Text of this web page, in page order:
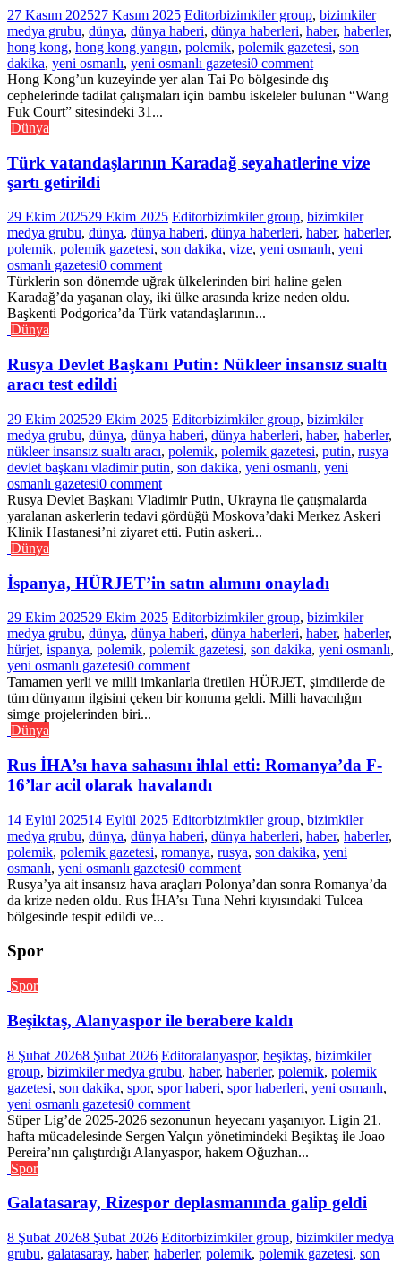
27 Kasım 202527 Kasım 2025 Editorbizimkiler group, bizimkiler
medya grubu, dünya, dünya haberi, dünya haberleri, haber, haberler,
hong kong, hong kong yangın, polemik, polemik gazetesi, son
dakika, yeni osmanlı, yeni osmanlı gazetesi0 comment
Hong Kong’un kuzeyinde yer alan Tai Po bölgesinde dış
cephelerinde tadilat çalışmaları için bambu iskeleler bulunan “Wang
Fuk Court” sitesindeki 31...
Dünya
Türk vatandaşlarının Karadağ seyahatlerine vize
şartı getirildi
29 Ekim 202529 Ekim 2025 Editorbizimkiler group, bizimkiler
medya grubu, dünya, dünya haberi, dünya haberleri, haber, haberler,
polemik, polemik gazetesi, son dakika, vize, yeni osmanlı, yeni
osmanlı gazetesi0 comment
Türklerin son dönemde uğrak ülkelerinden biri haline gelen
Karadağ’da yaşanan olay, iki ülke arasında krize neden oldu.
Başkenti Podgorica’da Türk vatandaşlarının...
Dünya
Rusya Devlet Başkanı Putin: Nükleer insansız sualtı
aracı test edildi
29 Ekim 202529 Ekim 2025 Editorbizimkiler group, bizimkiler
medya grubu, dünya, dünya haberi, dünya haberleri, haber, haberler,
nükleer insansız sualtı aracı, polemik, polemik gazetesi, putin, rusya
devlet başkanı vladimir putin, son dakika, yeni osmanlı, yeni
osmanlı gazetesi0 comment
Rusya Devlet Başkanı Vladimir Putin, Ukrayna ile çatışmalarda
yaralanan askerlerin tedavi gördüğü Moskova’daki Merkez Askeri
Klinik Hastanesi’ni ziyaret etti. Putin askeri...
Dünya
İspanya, HÜRJET’in satın alımını onayladı
29 Ekim 202529 Ekim 2025 Editorbizimkiler group, bizimkiler
medya grubu, dünya, dünya haberi, dünya haberleri, haber, haberler,
hürjet, ispanya, polemik, polemik gazetesi, son dakika, yeni osmanlı,
yeni osmanlı gazetesi0 comment
Tamamen yerli ve milli imkanlarla üretilen HÜRJET, şimdilerde de
tüm dünyanın ilgisini çeken bir konuma geldi. Milli havacılığın
simge projelerinden biri...
Dünya
Rus İHA’sı hava sahasını ihlal etti: Romanya’da F-
16’lar acil olarak havalandı
14 Eylül 202514 Eylül 2025 Editorbizimkiler group, bizimkiler
medya grubu, dünya, dünya haberi, dünya haberleri, haber, haberler,
polemik, polemik gazetesi, romanya, rusya, son dakika, yeni
osmanlı, yeni osmanlı gazetesi0 comment
Rusya’ya ait insansız hava araçları Polonya’dan sonra Romanya’da
da krize neden oldu. Rus İHA’sı Tuna Nehri kıyısındaki Tulcea
bölgesinde tespit edildi ve...
Spor
Spor
Beşiktaş, Alanyaspor ile berabere kaldı
8 Şubat 20268 Şubat 2026 Editoralanyaspor, beşiktaş, bizimkiler
group, bizimkiler medya grubu, haber, haberler, polemik, polemik
gazetesi, son dakika, spor, spor haberi, spor haberleri, yeni osmanlı,
yeni osmanlı gazetesi0 comment
Süper Lig’de 2025-2026 sezonunun heyecanı yaşanıyor. Ligin 21.
hafta mücadelesinde Sergen Yalçın yönetimindeki Beşiktaş ile Joao
Pereira’nın çalıştırdığı Alanyaspor, hakem Oğuzhan...
Spor
Galatasaray, Rizespor deplasmanında galip geldi
8 Şubat 20268 Şubat 2026 Editorbizimkiler group, bizimkiler medya
grubu, galatasaray, haber, haberler, polemik, polemik gazetesi, son